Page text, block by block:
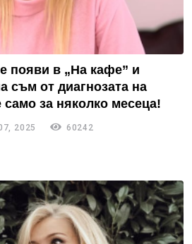
появи в „На кафе” и
съм от диагнозата на
за няколко месеца!
2025
60242